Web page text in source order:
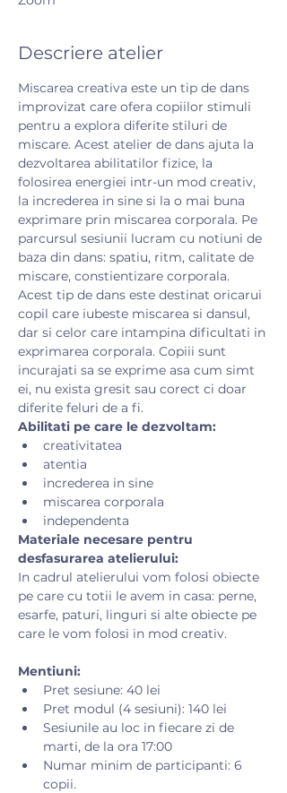
Descriere atelier
Miscarea creativa este un tip de dans
improvizat care ofera copiilor stimuli
pentru a explora diferite stiluri de
miscare. Acest atelier de dans ajuta la
dezvoltarea abilitatilor fizice, la
folosirea energiei intr-un mod creativ,
la increderea in sine si la o mai buna
exprimare prin miscarea corporala. Pe
parcursul sesiunii lucram cu notiuni de
baza din dans: spatiu, ritm, calitate de
miscare, constientizare corporala.
Acest tip de dans este destinat oricarui
copil care iubeste miscarea si dansul,
dar si celor care intampina dificultati in
exprimarea corporala. Copiii sunt
incurajati sa se exprime asa cum simt
ei, nu exista gresit sau corect ci doar
diferite feluri de a fi.
Abilitati pe care le dezvoltam:
creativitatea
atentia
increderea in sine
miscarea corporala
independenta
Materiale necesare pentru
desfasurarea atelierului:
​In cadrul atelierului vom folosi obiecte
pe care cu totii le avem in casa: perne,
esarfe, paturi, linguri si alte obiecte pe
care le vom folosi in mod creativ.​
Mentiuni:
Pret sesiune: 40 lei
Pret modul (4 sesiuni): 140 lei
Sesiunile au loc in fiecare zi de
marti, de la ora 17:00
Numar minim de participanti: 6
copii.